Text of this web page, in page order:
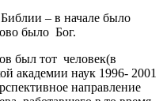
– в начале было
было Бог.
был тот человек(в
академии наук 1996- 2001
направление